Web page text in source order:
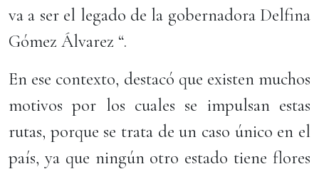
va a ser el legado de la gobernadora Delfina
Gómez Álvarez “.
En ese contexto, destacó que existen muchos
motivos por los cuales se impulsan estas
rutas, porque se trata de un caso único en el
país, ya que ningún otro estado tiene flores